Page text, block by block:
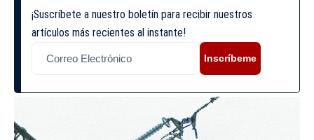
¡Suscríbete a nuestro boletín para recibir nuestros
artículos más recientes al instante!
Inscríbeme